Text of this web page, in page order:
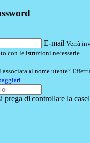
E-mail Verrà
con le istruzioni necessarie.
al nome utente?
prega di controllare la